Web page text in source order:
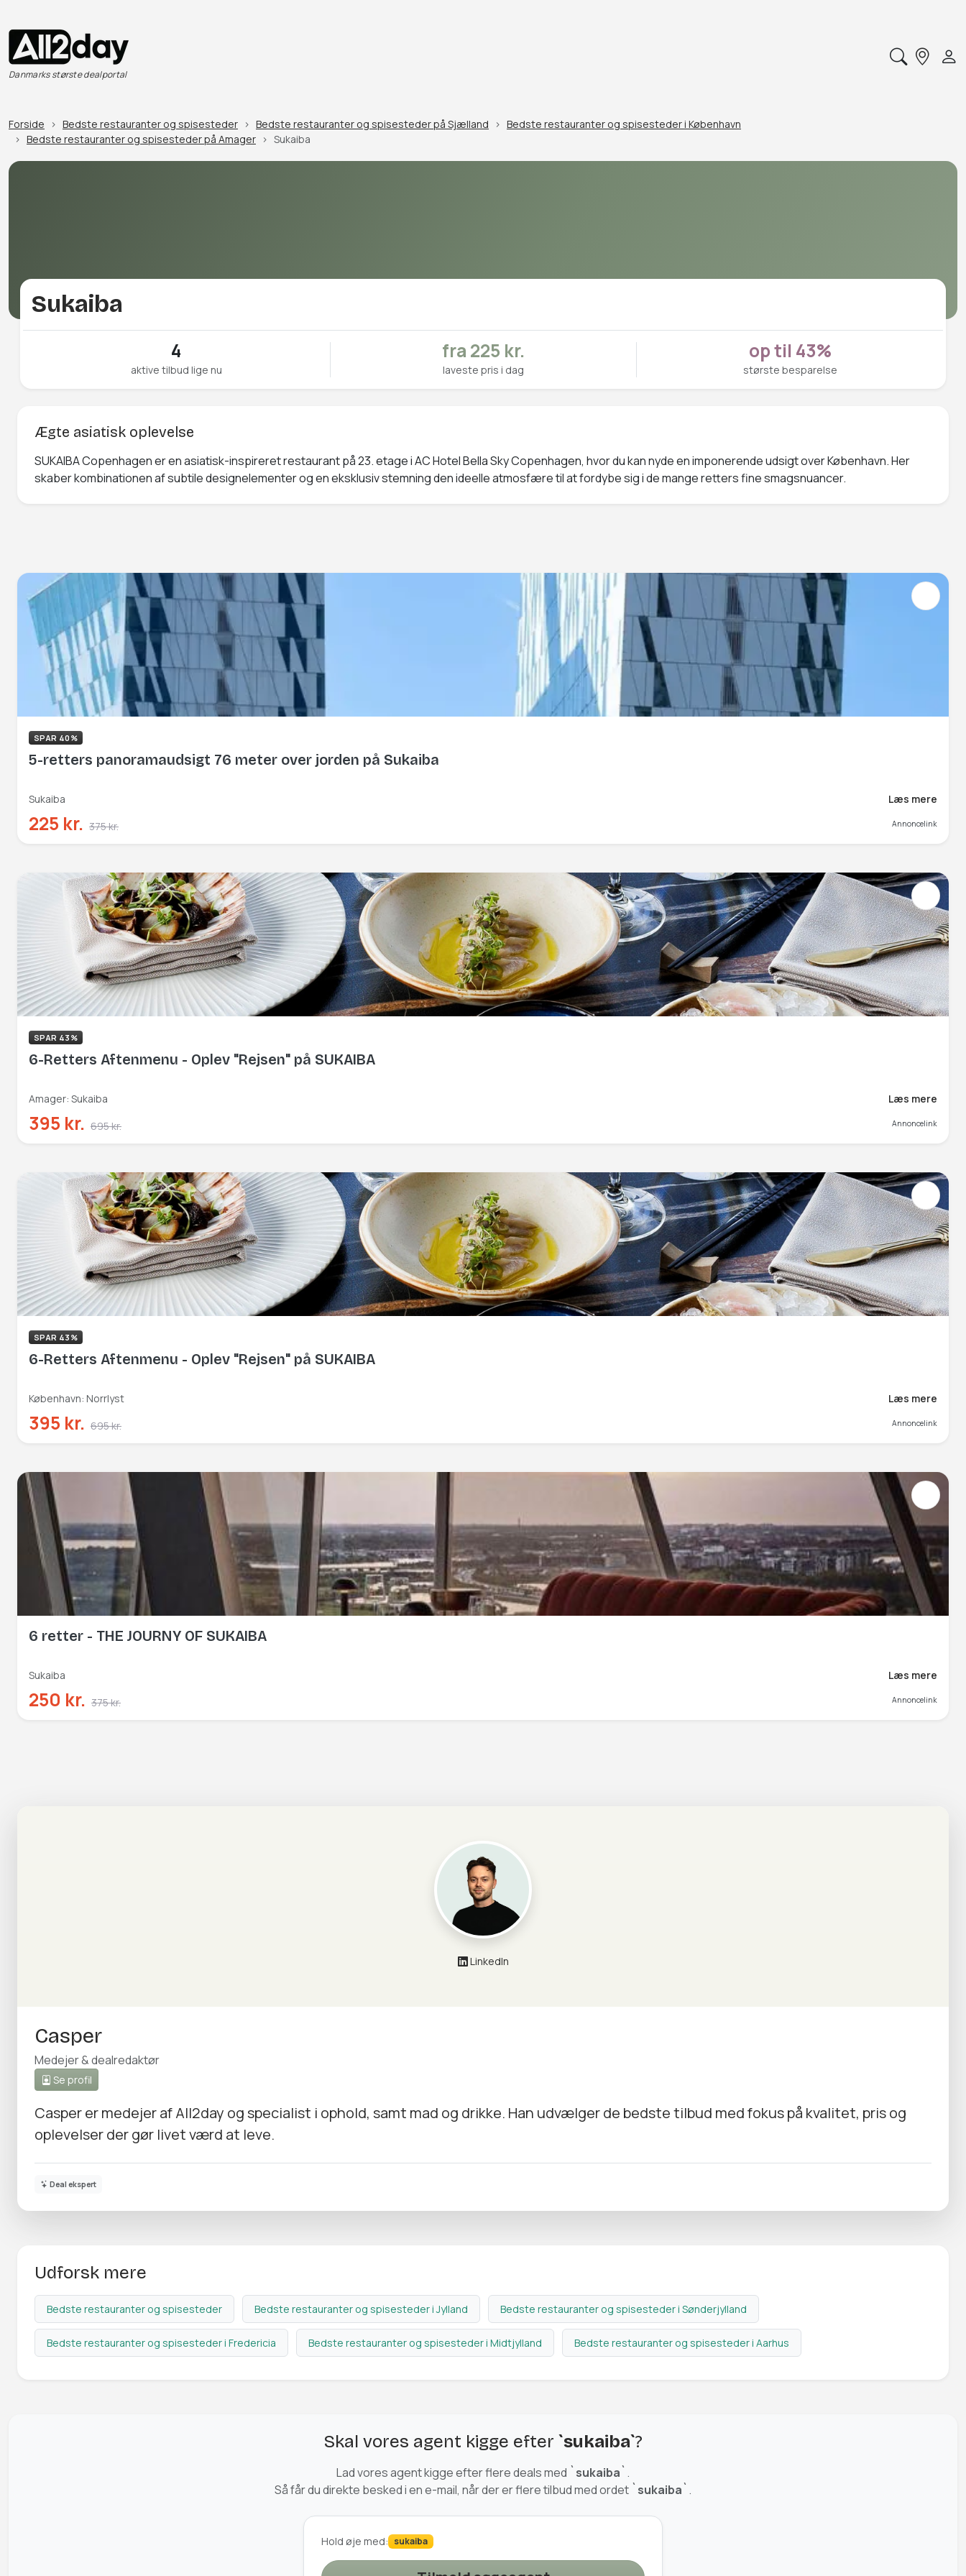
Danmarks største dealportal
Forside Bedste restauranter og spisesteder Bedste restauranter og spisesteder på Sjælland
Bedste restauranter og spisesteder i København
Bedste restauranter og spisesteder på Amager
Sukaiba
Sukaiba
4
aktive tilbud lige nu
fra 225 kr.
laveste pris i dag
op til 43%
største besparelse
Ægte asiatisk oplevelse
SUKAIBA Copenhagen er en asiatisk-inspireret restaurant på 23. etage i AC Hotel Bella Sky Copenhagen, hvor du kan nyde en imponerende udsigt over København. Her
skaber kombinationen af subtile designelementer og en eksklusiv stemning den ideelle atmosfære til at fordybe sig i de mange retters fine smagsnuancer.
SPAR 40%
5-retters panoramaudsigt 76 meter over jorden på Sukaiba
Sukaiba Læs mere
225 kr. 375 kr. Annoncelink
SPAR 43%
6-Retters Aftenmenu - Oplev "Rejsen" på SUKAIBA
Amager: Sukaiba Læs mere
395 kr. 695 kr. Annoncelink
SPAR 43%
6-Retters Aftenmenu - Oplev "Rejsen" på SUKAIBA
København: Norrlyst Læs mere
395 kr. 695 kr. Annoncelink
6 retter - THE JOURNY OF SUKAIBA
Sukaiba Læs mere
250 kr. 375 kr. Annoncelink
LinkedIn
Casper
Medejer & dealredaktør
Se profil
Casper er medejer af All2day og specialist i ophold, samt mad og drikke. Han udvælger de bedste tilbud med fokus på kvalitet, pris og
oplevelser der gør livet værd at leve.
Deal ekspert
Udforsk mere
Bedste restauranter og spisesteder Bedste restauranter og spisesteder i Jylland Bedste restauranter og spisesteder i Sønderjylland
Bedste restauranter og spisesteder i Fredericia Bedste restauranter og spisesteder i Midtjylland Bedste restauranter og spisesteder i Aarhus
Skal vores agent kigge efter `sukaiba`?
Lad vores agent kigge efter flere deals med `sukaiba` .
Så får du direkte besked i en e-mail, når der er flere tilbud med ordet `sukaiba` .
Hold øje med: sukaiba